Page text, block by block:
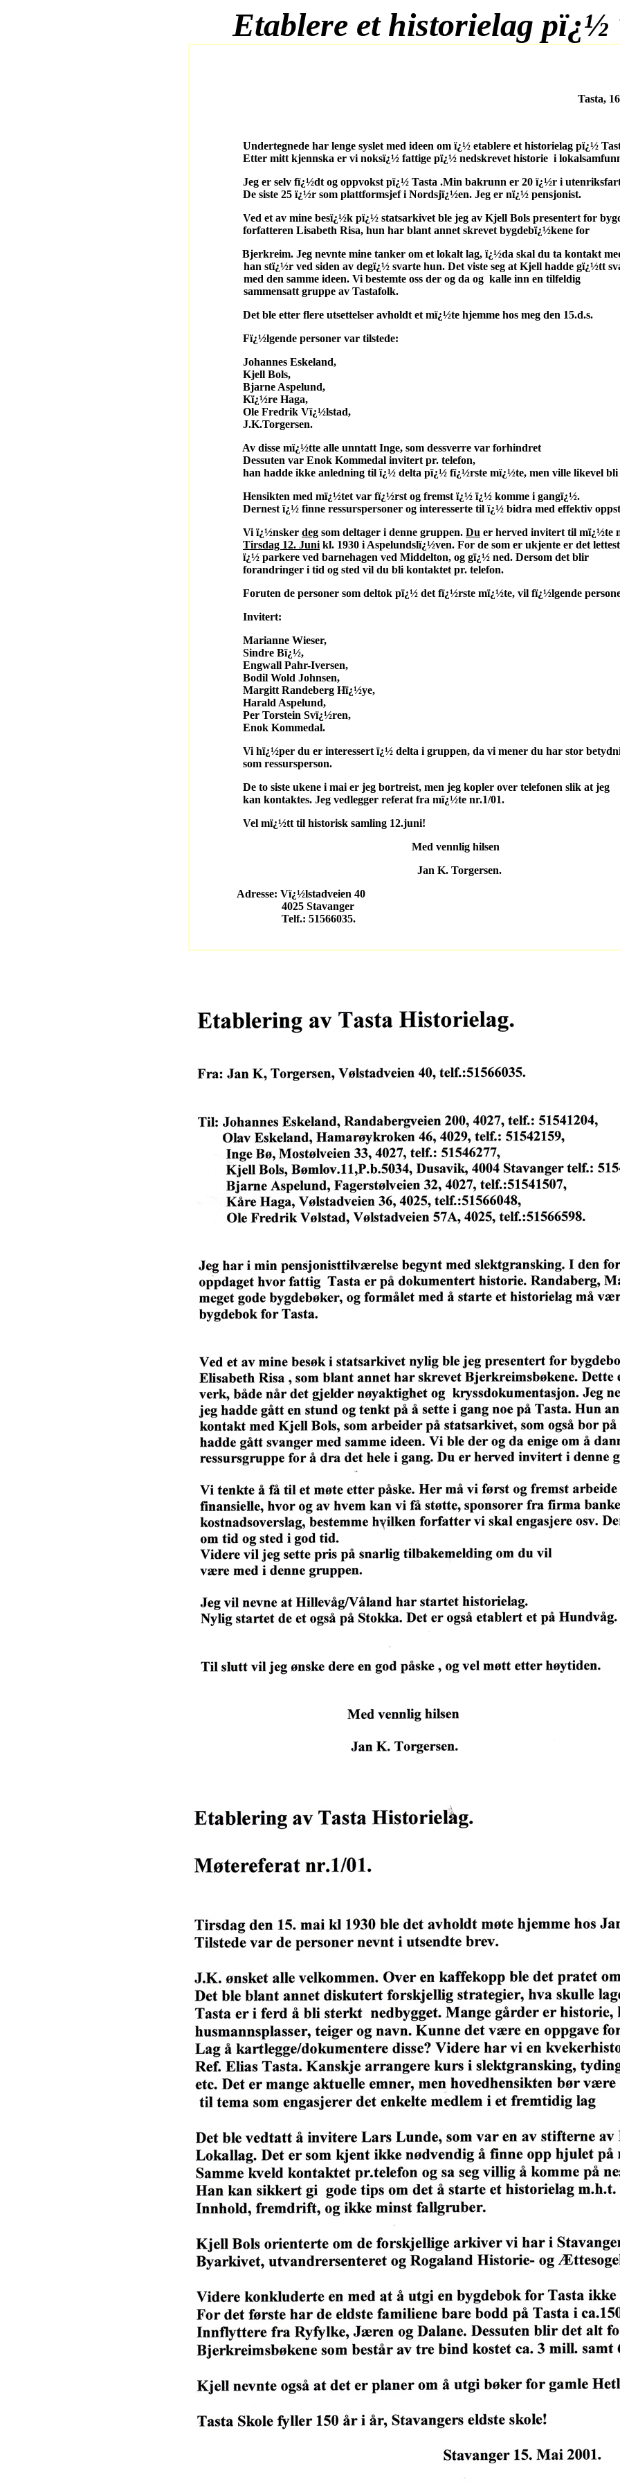
Etablere et historielag pï¿½
Tasta,
Undertegnede har lenge syslet med ideen om ï¿½ etablere et historielag pï¿½
Etter mitt kjennska er vi noksï¿½ fattige pï¿½ nedskrevet historie i
Jeg er selv fï¿½dt og oppvokst pï¿½ Tasta .Min bakrunn er 20 ï¿½r i
De siste 25 ï¿½r som plattformsjef i Nordsjï¿½en. Jeg er nï¿½ pensjonist.
Ved et av mine besï¿½k pï¿½ statsarkivet ble jeg av Kjell Bols presentert for
forfatteren Lisabeth Risa, hun har blant annet skrevet bygdebï¿½kene for
Bjerkreim. Jeg nevnte mine tanker om et lokalt lag, ï¿½da skal du ta kontakt
han stï¿½r ved siden av degï¿½ svarte hun. Det viste seg at Kjell hadde gï¿½tt
med den samme ideen. Vi bestemte oss der og da og kalle inn en tilfeldig
sammensatt gruppe av Tastafolk.
Det ble etter flere utsettelser avholdt et mï¿½te hjemme hos meg den 15.d.s.
Fï¿½lgende personer var tilstede:
Johannes Eskeland,
Kjell Bols,
Bjarne Aspelund,
Kï¿½re Haga,
Ole Fredrik Vï¿½lstad,
J.K.Torgersen.
Av disse mï¿½tte alle unntatt Inge, som dessverre var forhindret
Dessuten var Enok Kommedal invitert pr. telefon,
han hadde ikke anledning til ï¿½ delta pï¿½ fï¿½rste mï¿½te, men ville likevel bli
Hensikten med mï¿½tet var fï¿½rst og fremst ï¿½ ï¿½ komme i gangï¿½.
Dernest ï¿½ finne ressurspersoner og interesserte til ï¿½ bidra med effektiv
Vi ï¿½nsker deg som deltager i denne gruppen. Du er herved invitert til mï¿½te
Tirsdag 12. Juni kl. 1930 i Aspelundslï¿½ven. For de som er ukjente er det lettest
ï¿½ parkere ved barnehagen ved Middelton, og gï¿½ ned. Dersom det blir
forandringer i tid og sted vil du bli kontaktet pr. telefon.
Foruten de personer som deltok pï¿½ det fï¿½rste mï¿½te, vil fï¿½lgende
Invitert:
Marianne Wieser,
Sindre Bï¿½,
Engwall Pahr-Iversen,
Bodil Wold Johnsen,
Margitt Randeberg Hï¿½ye,
Harald Aspelund,
Per Torstein Svï¿½ren,
Enok Kommedal.
Vi hï¿½per du er interessert ï¿½ delta i gruppen, da vi mener du har stor
som ressursperson.
De to siste ukene i mai er jeg bortreist, men jeg kopler over telefonen slik at jeg
kan kontaktes. Jeg vedlegger referat fra mï¿½te nr.1/01.
Vel mï¿½tt til historisk samling 12.juni!
Med vennlig hilsen
Jan K. Torgersen.
Adresse: Vï¿½lstadveien 40
4025 Stavanger
Telf.: 51566035.